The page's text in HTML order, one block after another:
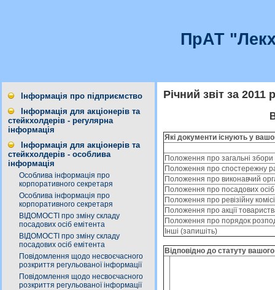
ПрАТ
Інформація про підприємство
Інформація для акціонерів та
стейкхолдерів - регулярна
інформація
Інформація для акціонерів та
стейкхолдерів - особлива
інформація
Особлива інформація про
корпоративного секретаря
Особлива інформація про
корпоративного секретаря
ВІДОМОСТІ про зміну складу
посадових осіб емітента
ВІДОМОСТІ про зміну складу
посадових осіб емітента
Повідомлення щодо несвоєчасного
розкриття регульованої інформації
Повідомлення щодо несвоєчасного
розкриття регульованої інформації
Річний звіт за 2011
Які документи існують у
Положення про загальні збори
Положення про спостережну
Положення про виконавчий
Положення про посадових
Положення про ревізійну
Положення про акції
Положення про порядок
Іншi (запишіть)
Відповідно до статуту